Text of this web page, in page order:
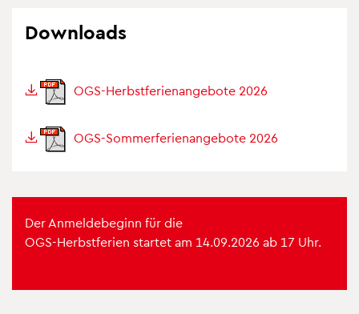
Down­loads
OGS-Herbst­fe­ri­en­an­ge­bote 2026
OGS-Som­mer­fe­ri­en­an­ge­bote 2026
Der Anmel­de­be­ginn für die
OGS-Herbst­fe­rien star­tet am 14.09.2026 ab 17 Uhr.